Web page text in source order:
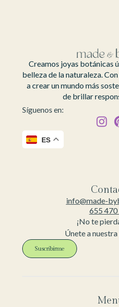
Creamos joyas botánicas
belleza de la naturaleza.
a crear un mundo más
de brillar
Síguenos en:
ES
info@made-
655 470
¡No te
Únete a
Suscribirme